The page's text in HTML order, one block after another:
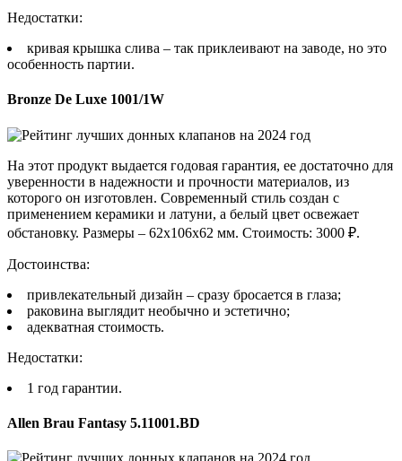
Недостатки:
кривая крышка слива – так приклеивают на заводе, но это
особенность партии.
Bronze De Luxe 1001/1W
На этот продукт выдается годовая гарантия, ее достаточно для
уверенности в надежности и прочности материалов, из
которого он изготовлен. Современный стиль создан с
применением керамики и латуни, а белый цвет освежает
обстановку. Размеры – 62х106х62 мм. Стоимость: 3000 ₽.
Достоинства:
привлекательный дизайн – сразу бросается в глаза;
раковина выглядит необычно и эстетично;
адекватная стоимость.
Недостатки:
1 год гарантии.
Allen Brau Fantasy 5.11001.BD